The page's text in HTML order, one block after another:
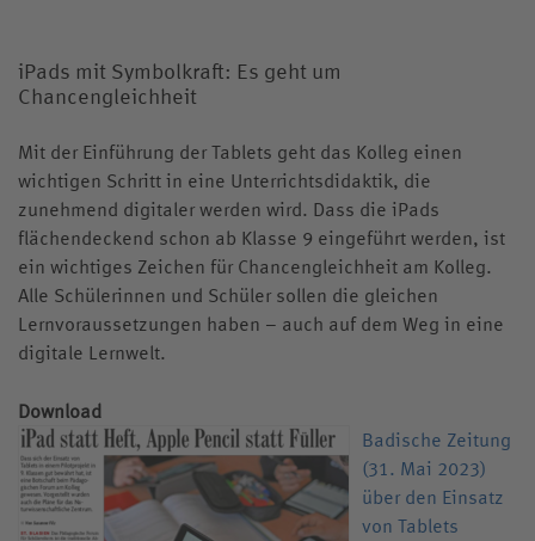
iPads mit Symbolkraft: Es geht um
Chancengleichheit
Mit der Einführung der Tablets geht das Kolleg einen
wichtigen Schritt in eine Unterrichtsdidaktik, die
zunehmend digitaler werden wird. Dass die iPads
flächendeckend schon ab Klasse 9 eingeführt werden, ist
ein wichtiges Zeichen für Chancengleichheit am Kolleg.
Alle Schülerinnen und Schüler sollen die gleichen
Lernvoraussetzungen haben – auch auf dem Weg in eine
digitale Lernwelt.
Download
Badische Zeitung
(31. Mai 2023)
über den Einsatz
von Tablets